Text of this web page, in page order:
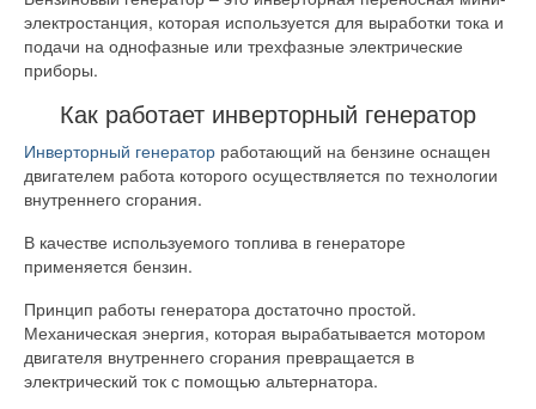
электростанция, которая используется для выработки тока и
подачи на однофазные или трехфазные электрические
приборы.
Как работает инверторный генератор
Инверторный генератор работающий на бензине оснащен
двигателем работа которого осуществляется по технологии
внутреннего сгорания.
В качестве используемого топлива в генераторе
применяется бензин.
Принцип работы генератора достаточно простой.
Механическая энергия, которая вырабатывается мотором
двигателя внутреннего сгорания превращается в
электрический ток с помощью альтернатора.